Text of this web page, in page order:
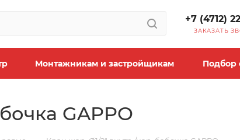
+7 (4712)
ЗАКАЗАТЬ
Монтажникам и застройщикам Подбор
GAPPO